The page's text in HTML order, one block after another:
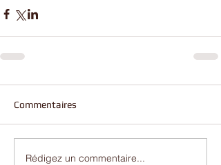
Commentaires
Rédigez un commentaire...